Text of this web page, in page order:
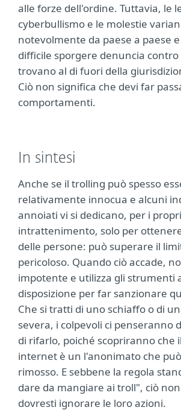
alle forze dell'ordine. Tuttavia, le
cyberbullismo e le molestie
notevolmente da paese a paese
difficile sporgere denuncia contro
trovano al di fuori della
Ciò non significa che devi far
comportamenti.
In sintesi
Anche se il trolling può spesso
relativamente innocua e alcuni
annoiati vi si dedicano, per i
intrattenimento, solo per
delle persone: può superare il
pericoloso. Quando ciò accade,
impotente e utilizza gli strumenti
disposizione per far sanzionare
Che si tratti di uno schiaffo o di
severa, i colpevoli ci penseranno
di rifarlo, poiché scopriranno che
internet è un l'anonimato che
rimosso. E sebbene la regola
dare da mangiare ai troll", ciò
dovresti ignorare le loro azioni.